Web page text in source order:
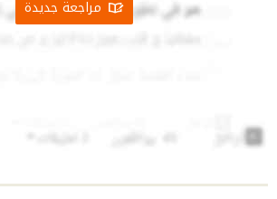
مراجعة جديدة